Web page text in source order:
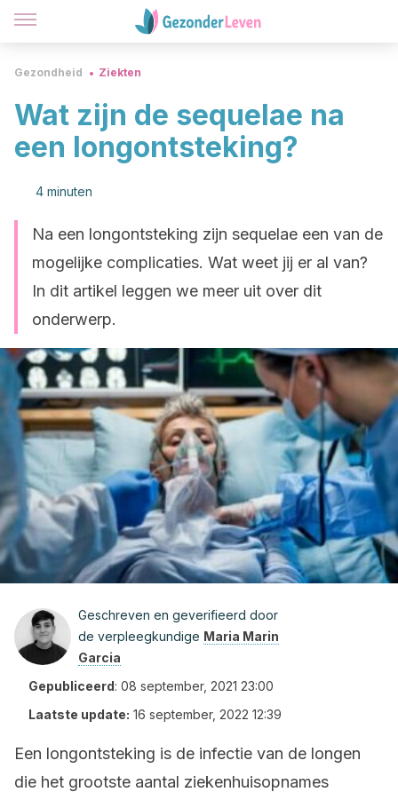
Gezondheid Ziekten
Wat zijn de sequelae na
een longontsteking?
4 minuten
Na een longontsteking zijn sequelae een van de
mogelijke complicaties. Wat weet jij er al van?
In dit artikel leggen we meer uit over dit
onderwerp.
Geschreven en geverifieerd door
de verpleegkundige Maria Marin
Garcia
Gepubliceerd: 08 september, 2021 23:00
Laatste update: 16 september, 2022 12:39
Een longontsteking is de infectie van de longen
die het grootste aantal ziekenhuisopnames